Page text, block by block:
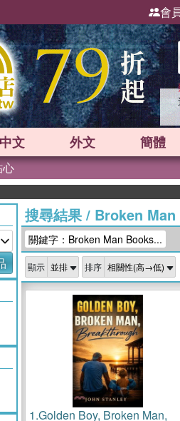
會
中文 外文 簡體
心
搜尋結果/ Broken
關鍵字：Broken Man Books...
顯示 排序
1.Golden Boy, Broken Man,